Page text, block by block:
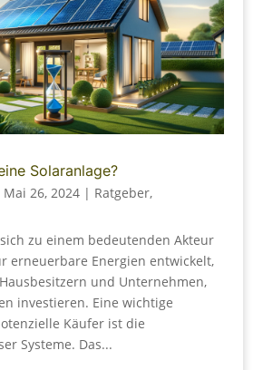
Solaranlage?
Mai 26, 2024| Ratgeber,
zu einem bedeutenden Akteur
erneuerbare Energien entwickelt,
und Unternehmen,
investieren. Eine wichtige
Käufer ist die
Systeme. Das...